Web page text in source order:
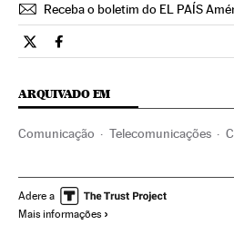
Receba o boletim do EL PAÍS
Tecnologia El País Brasil en
Tecnologia El País Brasil en
ARQUIVADO EM
Comunicação Telecomunicações
Motores pesquisa Segurança internet
Adere a
Mais informações